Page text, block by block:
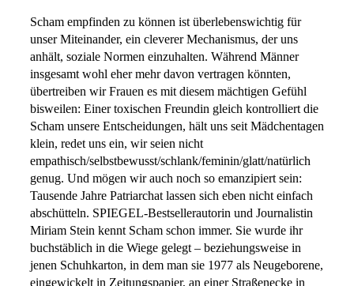
Scham empfinden zu können ist überlebenswichtig für
unser Miteinander, ein cleverer Mechanismus, der uns
anhält, soziale Normen einzuhalten. Während Männer
insgesamt wohl eher mehr davon vertragen könnten,
übertreiben wir Frauen es mit diesem mächtigen Gefühl
bisweilen: Einer toxischen Freundin gleich kontrolliert die
Scham unsere Entscheidungen, hält uns seit Mädchentagen
klein, redet uns ein, wir seien nicht
empathisch/selbstbewusst/schlank/feminin/glatt/natürlich
genug. Und mögen wir auch noch so emanzipiert sein:
Tausende Jahre Patriarchat lassen sich eben nicht einfach
abschütteln. SPIEGEL-Bestsellerautorin und Journalistin
Miriam Stein kennt Scham schon immer. Sie wurde ihr
buchstäblich in die Wiege gelegt – beziehungsweise in
jenen Schuhkarton, in dem man sie 1977 als Neugeborene,